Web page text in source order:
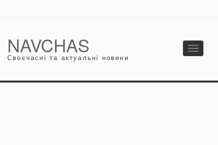
NAVCHAS
Своєчасні та актуальні новини
Toggle